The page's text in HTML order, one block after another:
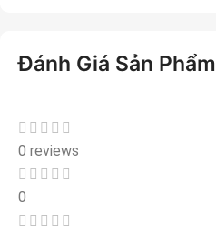
Đánh Giá Sản Phẩm
0 reviews
0